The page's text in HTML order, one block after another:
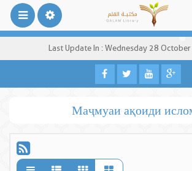
Last Update In : Wednesday 28
Маҷмуаи ақоиди